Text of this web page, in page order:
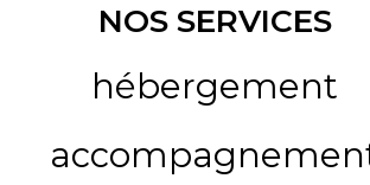
NOS SERVICES
hébergement